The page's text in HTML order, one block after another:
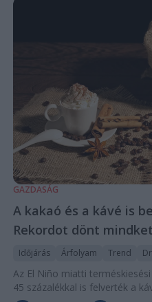
GAZDASÁG
A kakaó és a kávé is
Rekordot dönt
Időjárás Árfolyam Trend
Az El Niño miatti
45 százalékkal is felverték a